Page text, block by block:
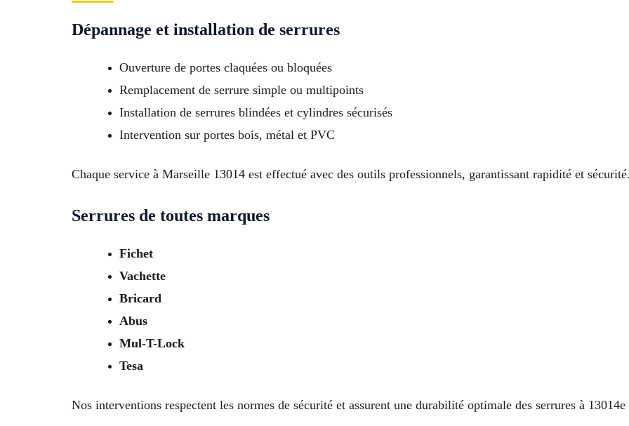
Dépannage et installation de serrures
Ouverture de portes claquées ou bloquées
Remplacement de serrure simple ou multipoints
Installation de serrures blindées et cylindres sécurisés
Intervention sur portes bois, métal et PVC
Chaque service à Marseille 13014 est effectué avec des outils professionnels, garantissant rapidité et sécurité.
Serrures de toutes marques
Fichet
Vachette
Bricard
Abus
Mul-T-Lock
Tesa
Nos interventions respectent les normes de sécurité et assurent une durabilité optimale des serrures à